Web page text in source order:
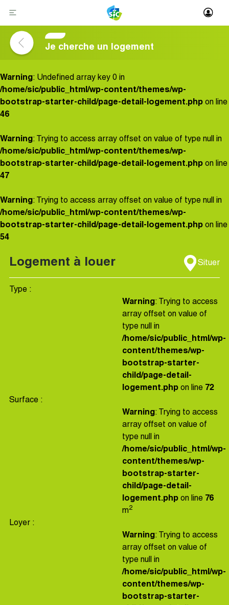
content
Je cherche un logement
Warning: Undefined array key 0 in
/home/sic/public_html/wp-content/themes/wp-
bootstrap-starter-child/page-detail-logement.php on line
46
Warning: Trying to access array offset on value of type null in
/home/sic/public_html/wp-content/themes/wp-
bootstrap-starter-child/page-detail-logement.php on line
47
Warning: Trying to access array offset on value of type null in
/home/sic/public_html/wp-content/themes/wp-
bootstrap-starter-child/page-detail-logement.php on line
54
Logement à louer Situer
Type :
Warning: Trying to access
array offset on value of
type null in
/home/sic/public_html/wp-
content/themes/wp-
bootstrap-starter-
child/page-detail-
logement.php on line 72
Surface :
Warning: Trying to access
array offset on value of
type null in
/home/sic/public_html/wp-
content/themes/wp-
bootstrap-starter-
child/page-detail-
logement.php on line 76
m2
Loyer :
Warning: Trying to access
array offset on value of
type null in
/home/sic/public_html/wp-
content/themes/wp-
bootstrap-starter-